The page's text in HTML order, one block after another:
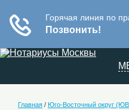
Главная / Юго-Восточный округ